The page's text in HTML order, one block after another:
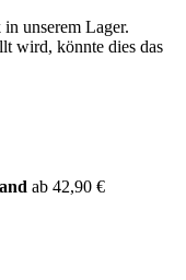
unserem Lager.
wird, könnte dies das
ab 42,90 €